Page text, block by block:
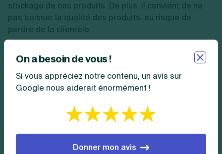
stockage de ces produits. De plus, il convient de ne
pas baisser la qualité des produits, au risque de
perdre de la clientèle.
L’entreprise peut ensuite chercher à
optimiser sa
gestion générale. La digitalisation des outils de suivi
est intéressante pour optimiser la gestion des stocks.
Il est également possible d’automatiser certaines
L’entreprise peut enfin décider d’augmenter ses prix
. Cependant, cette hausse doit rester
On a besoin de vous !
Si vous appréciez notre contenu, un avis sur
Google nous aiderait énormément !
Donner mon avis